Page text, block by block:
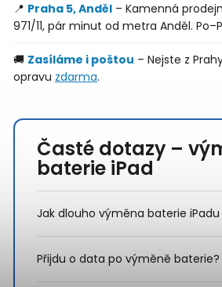
📍 Praha 5, Anděl – Kamenná
971/11, pár minut od metra Anděl.
🚚 Zasíláme i poštou – Nejste z
opravu zdarma.
Časté dotazy –
baterie iPad
Jak dlouho výměna baterie
Přijdu o data po výměně baterie?